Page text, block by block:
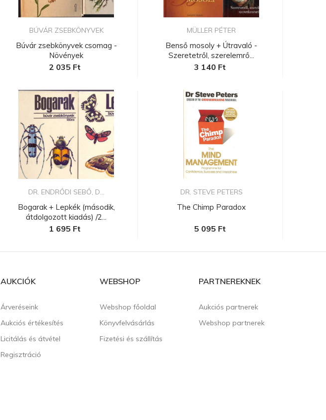
BÚVÁR ZSEBKÖNYVEK
Búvár zsebkönyvek csomag -
Növények
2 035 Ft
DR. ENDRŐDI SEBŐ, D...
Bogarak + Lepkék (második,
átdolgozott kiadás) /2...
1 695 Ft
MÜLLER PÉTER
Benső mosoly + Útravaló -
Szeretetről, szerelemrő...
3 140 Ft
DR. STEVE PETERS
The Chimp Paradox
5 095 Ft
AUKCIÓK
Árveréseink
Aukciós értékesítés
Licitálás és átvétel
Regisztráció
WEBSHOP
Webshop főoldal
Könyvfelvásárlás
Fizetési és szállítás
PARTNEREKNEK
Aukciós partnerek
Webshop partnerek